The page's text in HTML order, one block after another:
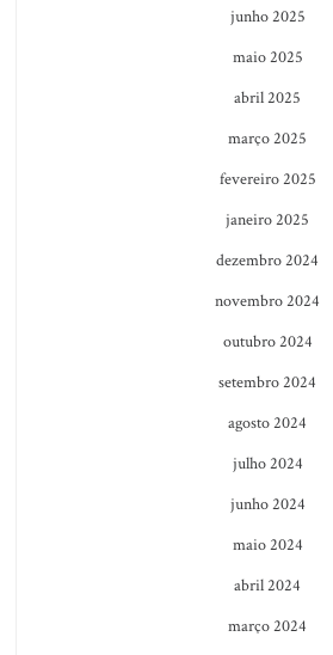
junho 2025
maio 2025
abril 2025
março 2025
fevereiro 2025
janeiro 2025
dezembro 2024
novembro 2024
outubro 2024
setembro 2024
agosto 2024
julho 2024
junho 2024
maio 2024
abril 2024
março 2024